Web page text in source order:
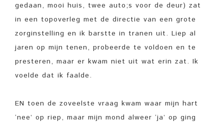
gedaan, mooi huis, twee auto;s voor de deur) zat
in een topoverleg met de directie van een grote
zorginstelling en ik barstte in tranen uit. Liep al
jaren op mijn tenen, probeerde te voldoen en te
presteren, maar er kwam niet uit wat erin zat. Ik
voelde dat ik faalde.
EN toen de zoveelste vraag kwam waar mijn hart
‘nee’ op riep, maar mijn mond alweer ‘ja’ op ging